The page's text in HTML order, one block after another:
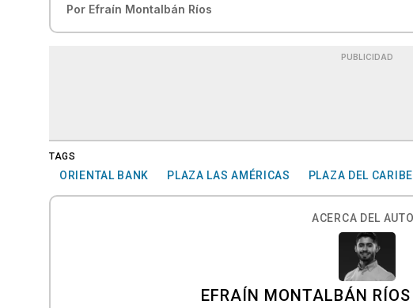
Por Efraín Montalbán Ríos
PUBLICIDAD
TAGS
ORIENTAL BANK PLAZA LAS AMÉRICAS PLAZA DEL CARIBE
ACERCA DEL
EFRAÍN MONTALBÁN RÍOS